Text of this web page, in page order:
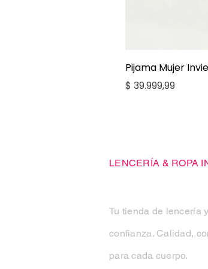
Pijama Mujer
Precio
$ 39.999,99
LENCERÍA & ROPA
Tu tienda de lencería
confianza. Calidad,
para cada cuerpo.